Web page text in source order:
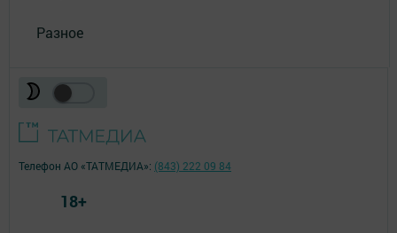
Разное
Телефон АО «ТАТМЕДИА»: (843) 222 09 84
18+